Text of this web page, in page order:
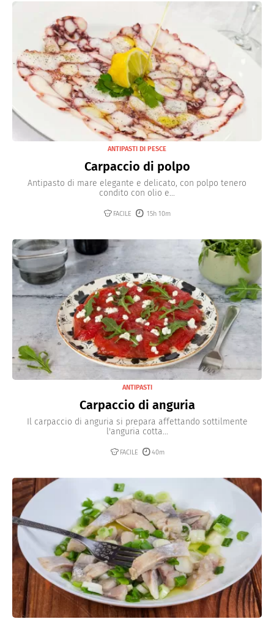
ANTIPASTI DI PESCE
Carpaccio di polpo
Antipasto di mare elegante e delicato, con polpo tenero
condito con olio e...
FACILE 15h 10m
ANTIPASTI
Carpaccio di anguria
Il carpaccio di anguria si prepara affettando sottilmente
l'anguria cotta...
FACILE 40m